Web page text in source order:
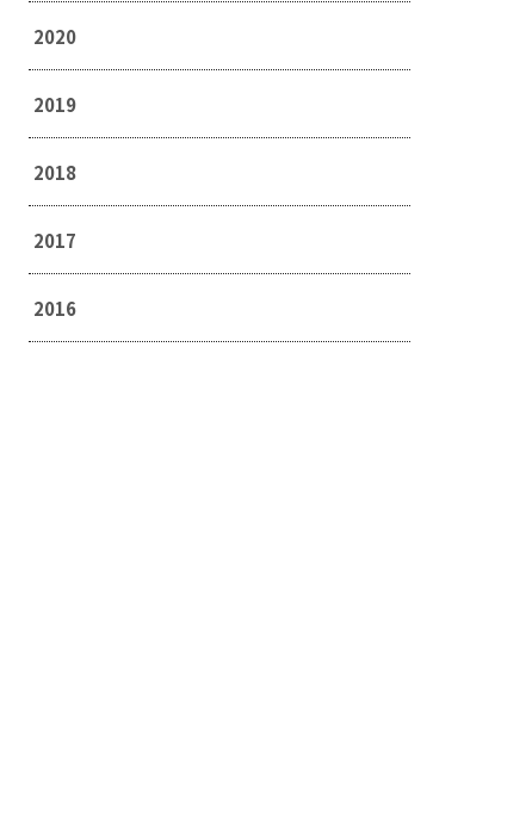
2020
2019
2018
2017
2016